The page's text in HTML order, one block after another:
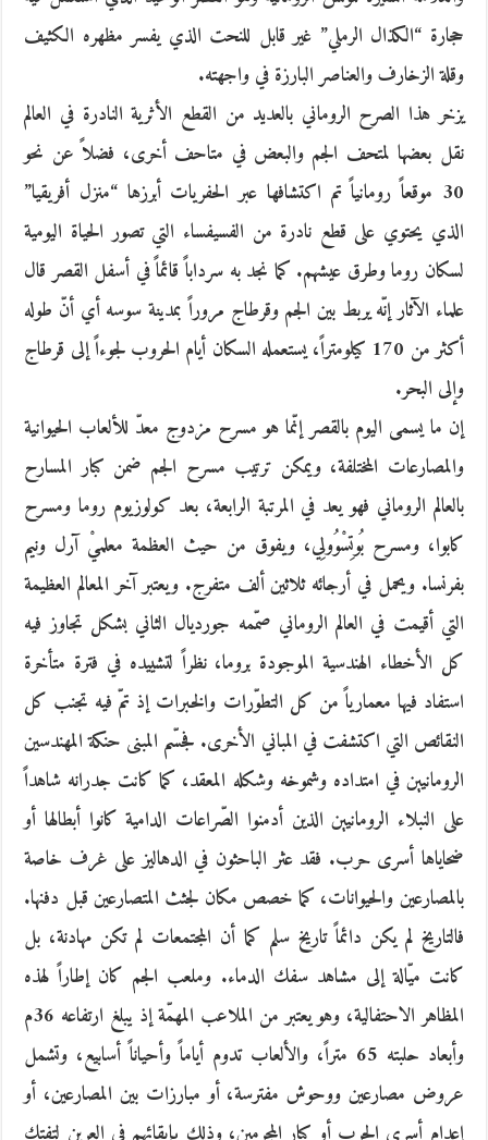
حجارة “الكذال الرملي” غير قابل للنحت الذي يفسر مظهره الكثيف
وقلة الزخارف والعناصر البارزة في واجهته.
يزخر هذا الصرح الروماني بالعديد من القطع الأثرية النادرة في العالم
نقل بعضها لمتحف الجم والبعض في متاحف أخرى، فضلاً عن نحو
30 موقعاً رومانياً تم اكتشافها عبر الحفريات أبرزها “منزل أفريقيا”
الذي يحتوي على قطع نادرة من الفسيفساء التي تصور الحياة اليومية
لسكان روما وطرق عيشهم. كما نجد به سرداباً قائماً في أسفل القصر قال
علماء الآثار إنّه يربط بين الجم وقرطاج مروراً بمدينة سوسه أي أنّ طوله
أكثر من 170 كيلومتراً، يستعمله السكان أيام الحروب لجوءاً إلى قرطاج
وإلى البحر.
إن ما يسمى اليوم بالقصر إنّما هو مسرح مزدوج معدّ للألعاب الحيوانية
والمصارعات المختلفة، ويمكن ترتيب مسرح الجم ضمن كبار المسارح
بالعالم الروماني فهو يعد في المرتبة الرابعة، بعد كولوزيوم روما ومسرح
كابوا، ومسرح بُوتِسْوُولِي، ويفوق من حيث العظمة معلميْ آرل ونيم
بفرنسا. ويحمل في أرجائه ثلاثين ألف متفرج. ويعتبر آخر المعالم العظيمة
التي أقيمت في العالم الروماني صمّمه جورديال الثاني بشكل تجاوز فيه
كل الأخطاء الهندسية الموجودة بروما، نظراً لتشييده في فترة متأخرة
استفاد فيها معمارياً من كل التطوّرات والخبرات إذ تمّ فيه تجنب كل
النقائص التي اكتشفت في المباني الأخرى. فجسّم المبنى حنكة المهندسين
الرومانيين في امتداده وشموخه وشكله المعقد، كما كانت جدرانه شاهداً
على النبلاء الرومانيين الذين أدمنوا الصّراعات الدامية كانوا أبطالها أو
ضحاياها أسرى حرب. فقد عثر الباحثون في الدهاليز على غرف خاصة
بالمصارعين والحيوانات، كما خصص مكان لجثث المتصارعين قبل دفنها.
فالتاريخ لم يكن دائماً تاريخ سلم كما أن المجتمعات لم تكن مهادنة، بل
كانت ميّالة إلى مشاهد سفك الدماء. وملعب الجم كان إطاراً لهذه
المظاهر الاحتفالية، وهو يعتبر من الملاعب المهمّة إذ يبلغ ارتفاعه 36م
وأبعاد حلبته 65 متراً، والألعاب تدوم أياماً وأحياناً أسابيع، وتشمل
عروض مصارعين ووحوش مفترسة، أو مبارزات بين المصارعين، أو